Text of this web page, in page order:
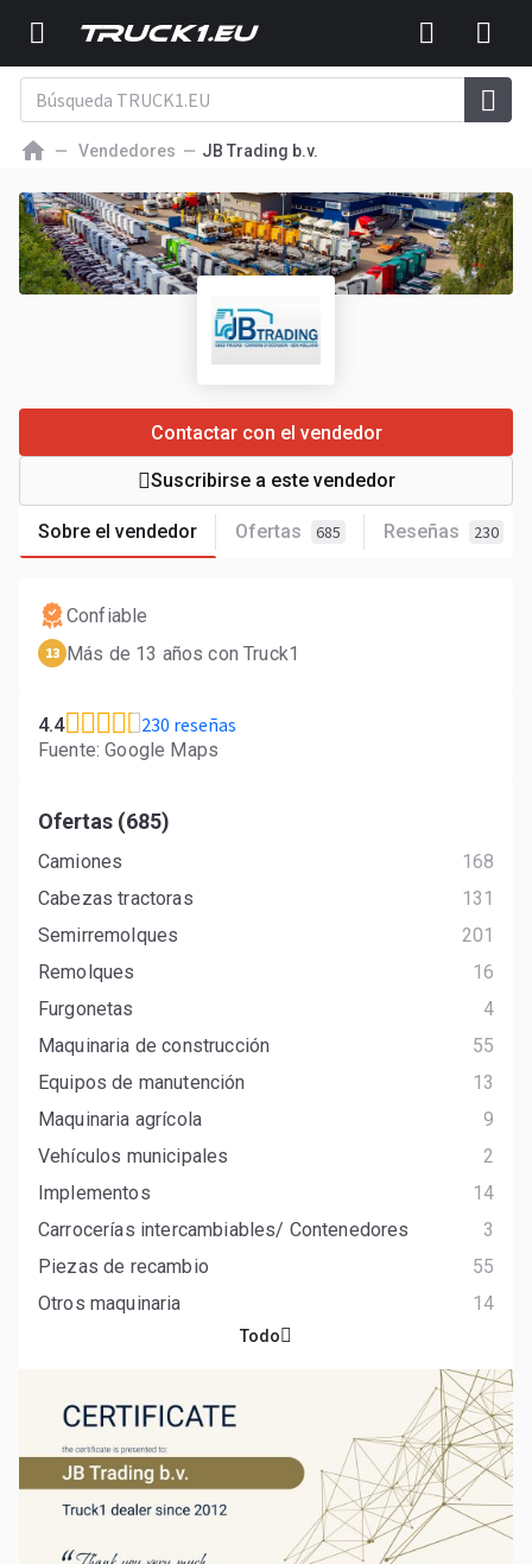
Vendedores JB Trading b.v.
Sobre el vendedor Ofertas 685 Reseñas 230
Contactar con el vendedor
Suscribirse a este vendedor
Confiable
13 Más de 13 años con Truck1
4.4 230 reseñas
Fuente: Google Maps
Ofertas (685)
Camiones
168
Cabezas tractoras
131
Semirremolques
201
Remolques
16
Furgonetas
4
Maquinaria de construcción
55
Equipos de manutención
13
Maquinaria agrícola
9
Vehículos municipales
2
Implementos
14
Carrocerías intercambiables/ Contenedores
3
Piezas de recambio
55
Otros maquinaria
14
Todo